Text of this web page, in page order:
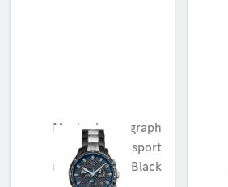
Men's chronograph
watch, Motorsport
chronograph, Black